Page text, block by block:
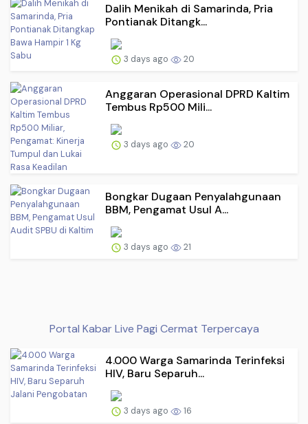
Dalih Menikah di Samarinda, Pria
Pontianak Ditangk...
3 days ago 20
Anggaran Operasional DPRD Kaltim
Tembus Rp500 Mili...
3 days ago 20
Bongkar Dugaan Penyalahgunaan
BBM, Pengamat Usul A...
3 days ago 21
Portal Kabar Live Pagi Cermat Terpercaya
4.000 Warga Samarinda Terinfeksi
HIV, Baru Separuh...
3 days ago 16